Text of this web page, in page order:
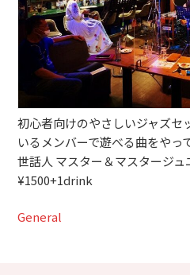
初心者
初心者向けのやさしいジャズセ
いるメンバーで遊べる曲をやっ
世話人 マスター＆マスタージュ
¥1500+1drink
General